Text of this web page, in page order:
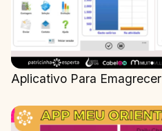
Aplicativo Para Emagrecer